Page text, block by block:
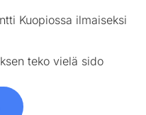
Kuopiossa ilmaiseksi
teko vielä sido